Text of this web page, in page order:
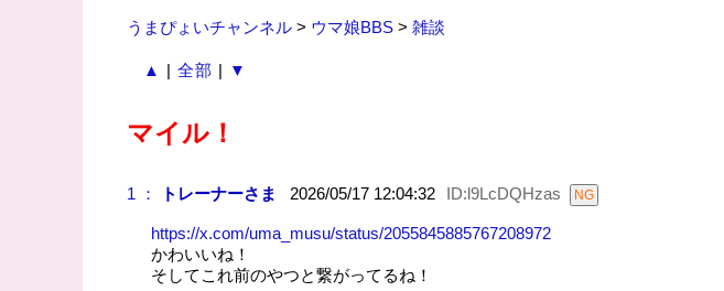
うまぴょいチャンネル> ウマ娘BBS> 雑談
▲ | 全部 | ▼
マイル！
1 ： トレーナーさま 2026/05/17 12:04:32 ID:l9LcDQHzas
https://x.com/uma_musu/status/2055845885767208972
かわいいね！
そしてこれ前のやつと繋がってるね！